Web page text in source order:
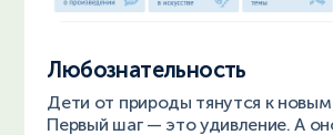
Любознательность
Дети от природы тянутся к
Первый шаг — это удивление. А